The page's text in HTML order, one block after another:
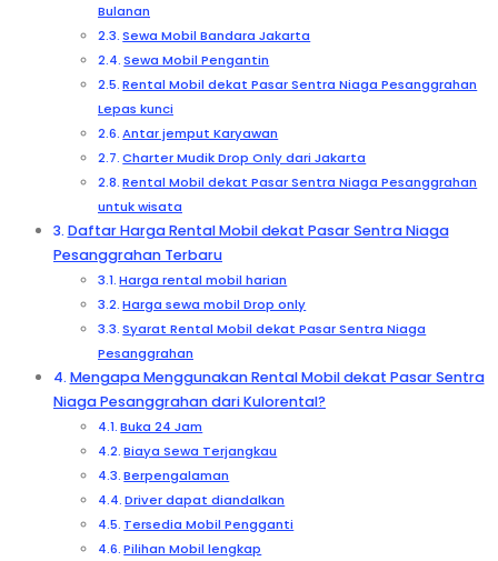
Bulanan
Sewa Mobil Bandara Jakarta
Sewa Mobil Pengantin
Rental Mobil dekat Pasar Sentra Niaga Pesanggrahan
Lepas kunci
Antar jemput Karyawan
Charter Mudik Drop Only dari Jakarta
Rental Mobil dekat Pasar Sentra Niaga Pesanggrahan
untuk wisata
Daftar Harga Rental Mobil dekat Pasar Sentra Niaga
Pesanggrahan Terbaru
Harga rental mobil harian
Harga sewa mobil Drop only
Syarat Rental Mobil dekat Pasar Sentra Niaga
Pesanggrahan
Mengapa Menggunakan Rental Mobil dekat Pasar Sentra
Niaga Pesanggrahan dari Kulorental?
Buka 24 Jam
Biaya Sewa Terjangkau
Berpengalaman
Driver dapat diandalkan
Tersedia Mobil Pengganti
Pilihan Mobil lengkap